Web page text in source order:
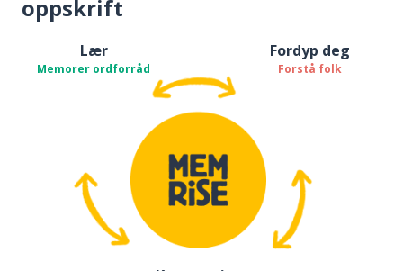
oppskrift
Lær
Memorer ordforråd
Fordyp deg
Forstå folk